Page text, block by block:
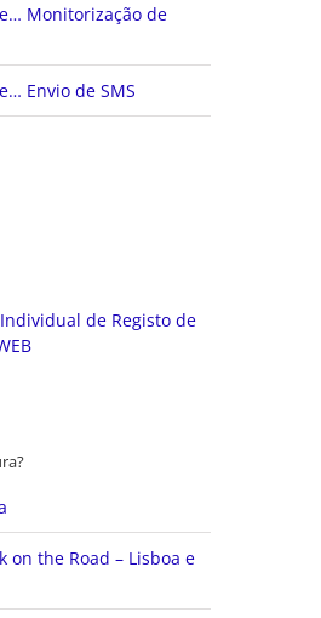
Monitorização de
Envio de SMS
on the Road – Lisboa e